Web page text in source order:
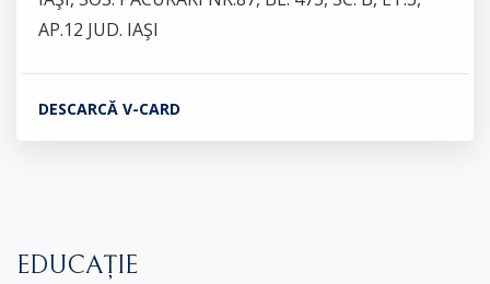
AP.12 JUD. IAŞI
DESCARCĂ V-CARD
EDUCAȚIE